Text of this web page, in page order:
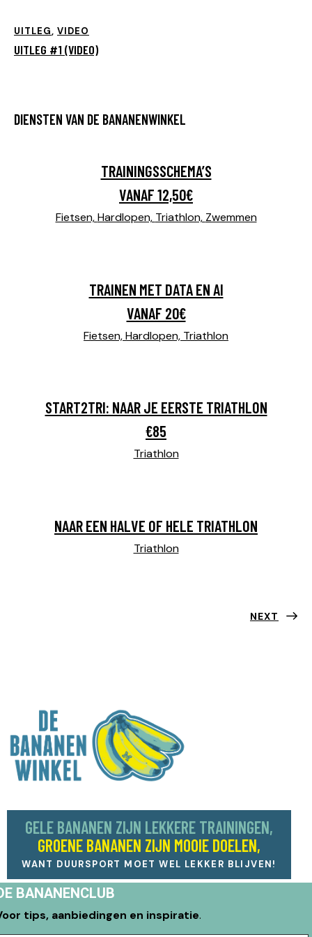
UITLEG, VIDEO
UITLEG #1 (VIDEO)
DIENSTEN VAN DE BANANENWINKEL
TRAININGSSCHEMA’S
VANAF 12,50€
Fietsen,Hardlopen, Triathlon, Zwemmen
TRAINEN MET DATA EN AI
VANAF 20€
Fietsen,Hardlopen, Triathlon
START2TRI: NAAR JE EERSTE TRIATHLON
€85
Triathlon
NAAR EEN HALVE OF HELE TRIATHLON
Triathlon
NEXT
GELE BANANEN ZIJN LEKKERE TRAININGEN,
GROENE BANANEN ZIJN MOOIE DOELEN,
WANT DUURSPORT MOET WEL LEKKER BLIJVEN!
BANANENCLUB
tips, aanbiedingen en inspiratie.